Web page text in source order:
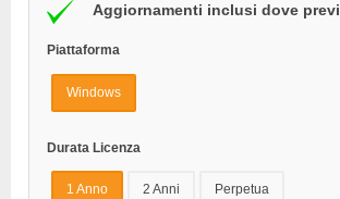
Aggiornamenti inclusi dove
Piattaforma
Windows
Durata Licenza
1 Anno 2 Anni Perpetua